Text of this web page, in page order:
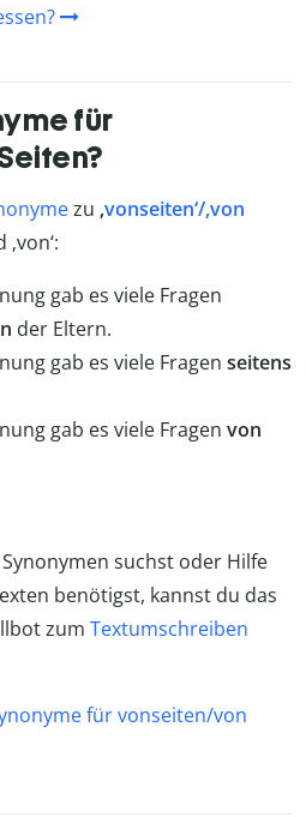
für
zu ‚vonseiten‘/‚von
‚von‘:
gab es viele Fragen
der Eltern.
gab es viele Fragen seitens
gab es viele Fragen von
suchst oder Hilfe
benötigst, kannst du das
zum Textumschreiben
für vonseiten/von